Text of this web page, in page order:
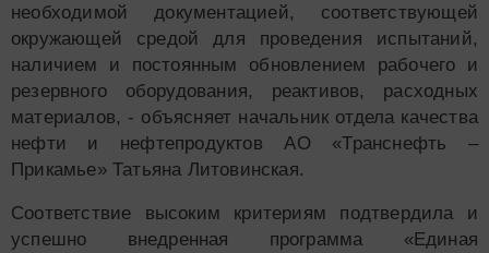
необходимой документацией, соответствующей
окружающей средой для проведения испытаний,
наличием и постоянным обновлением рабочего и
резервного оборудования, реактивов, расходных
материалов, - объясняет начальник отдела качества
нефти и нефтепродуктов АО «Транснефть –
Прикамье» Татьяна Литовинская.
Соответствие высоким критериям подтвердила и
успешно внедренная программа «Единая